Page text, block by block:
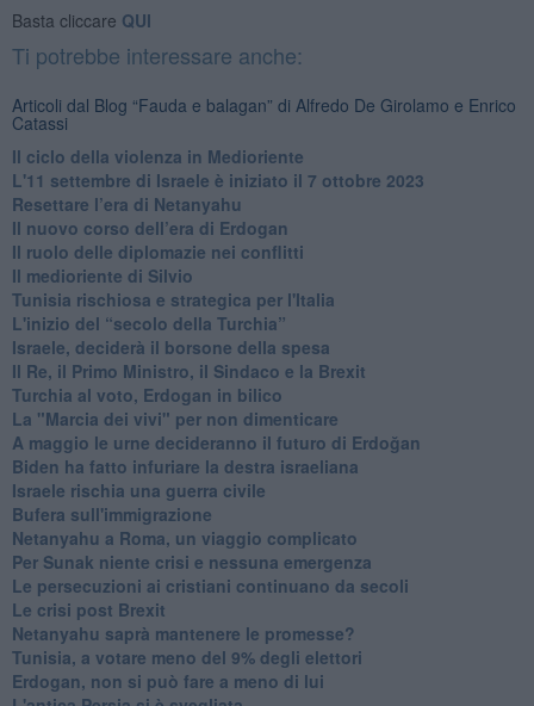
Basta cliccare QUI
Ti potrebbe interessare anche:
Articoli dal Blog “Fauda e balagan” di Alfredo De Girolamo e Enrico
Catassi
Il ciclo della violenza in Medioriente
L'11 settembre di Israele è iniziato il 7 ottobre 2023
Resettare l’era di Netanyahu
​Il nuovo corso dell’era di Erdogan
Il ruolo delle diplomazie nei conflitti
Il medioriente di Silvio
Tunisia rischiosa e strategica per l'Italia
L'inizio del “secolo della Turchia”
Israele, deciderà il borsone della spesa
Il Re, il Primo Ministro, il Sindaco e la Brexit
Turchia al voto, Erdogan in bilico
La "Marcia dei vivi" per non dimenticare
A maggio le urne decideranno il futuro di Erdoğan
Biden ha fatto infuriare la destra israeliana
Israele rischia una guerra civile
Bufera sull'immigrazione
Netanyahu a Roma, un viaggio complicato
Per Sunak niente crisi e nessuna emergenza
Le persecuzioni ai cristiani continuano da secoli
Le crisi post Brexit
Netanyahu saprà mantenere le promesse?
Tunisia, a votare meno del 9% degli elettori
Erdogan, non si può fare a meno di lui